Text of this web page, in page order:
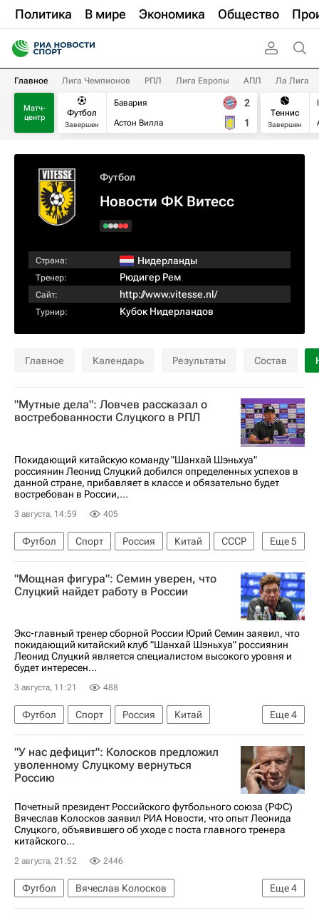
Политика В мире Экономика Общество
Главное Лига Чемпионов РПЛ Лига Европы АПЛ Ла Лига
Матч-
центр
Футбол
Завершен
Бавария
Астон Вилла
2
1
Теннис
Завершен
Футбол
Новости ФК Витесс
Страна: Нидерланды
Тренер: Рюдигер Рем
Сайт: http://www.vitesse.nl/
Турнир: Кубок Нидерландов
Главное Календарь Результаты Состав
"Мутные дела": Ловчев рассказал о
востребованности Слуцкого в РПЛ
Покидающий китайскую команду "Шанхай Шэньхуа"
россиянин Леонид Слуцкий добился определенных успехов в
данной стране, прибавляет в классе и обязательно будет
востребован в России,...
3 августа, 14:59 405
Еще5
Футбол Спорт Россия Китай
СССР
Евгений Ловчев
ПФК ЦСКА
Шанхай Шэньхуа
Спартак Москва
"Мощная фигура": Семин уверен, что
Слуцкий найдет работу в России
Экс-главный тренер сборной России Юрий Семин заявил, что
покидающий китайский клуб "Шанхай Шэньхуа" россиянин
Леонид Слуцкий является специалистом высокого уровня и
будет интересен...
3 августа, 11:21 488
Еще4
Футбол Спорт Россия
Китай
Юрий Семин
Шанхай Шэньхуа
Халл Сити
Леонид Слуцкий (Тренер)
"У нас дефицит": Колосков предложил
уволенному Слуцкому вернуться
Россию
Почетный президент Российского футбольного союза (РФС)
Вячеслав Колосков заявил РИА Новости, что опыт Леонида
Слуцкого, объявившего об уходе с поста главного тренера
китайского...
2 августа, 21:52 2446
Еще4
Футбол
Вячеслав Колосков
Шанхай Шэньхуа
Халл Сити